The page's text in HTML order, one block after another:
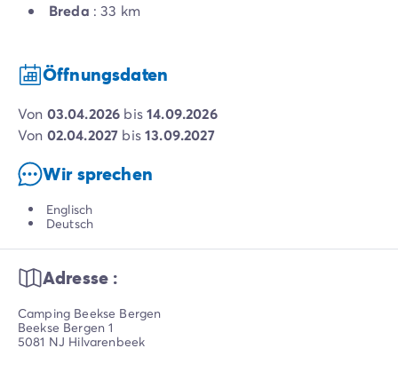
Breda : 33 km
Öffnungsdaten
von 03.04.2026 bis14.09.2026
von 02.04.2027 bis13.09.2027
Wir sprechen
Englisch
Deutsch
Adresse :
Camping Beekse Bergen
Beekse Bergen 1
5081 NJ Hilvarenbeek